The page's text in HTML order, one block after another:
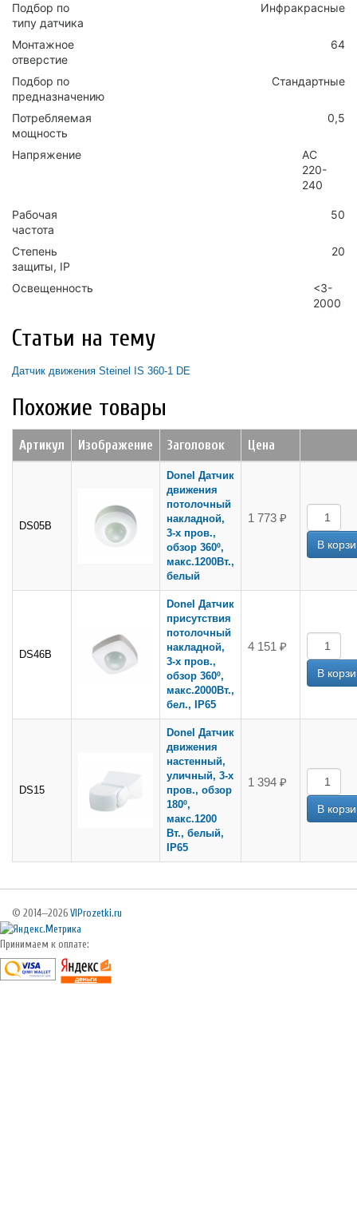
Подбор по
типу датчика
Инфракрасные
Монтажное
отверстие
64
Подбор по
предназначению
Стандартные
Потребляемая
мощность
0,5
Напряжение
AC
220-
240
Рабочая
частота
50
Степень
защиты, IP
20
Освещенность
<3-
2000
Статьи на тему
Датчик движения Steinel IS 360-1 DE
Похожие товары
Артикул Изображение Заголовок Цена
DS05B
Donel Датчик
движения
потолочный
накладной,
3-х пров.,
обзор 360º,
макс.1200Вт.,
белый
1 773 ₽
DS46B
Donel Датчик
присутствия
потолочный
накладной,
3-х пров.,
обзор 360º,
макс.2000Вт.,
бел., IP65
4 151 ₽
DS15
Donel Датчик
движения
настенный,
уличный, 3-х
пров., обзор
180º,
макс.1200
Вт., белый,
IP65
1 394 ₽
© 2014—2026 VIProzetki.ru
Принимаем к оплате: